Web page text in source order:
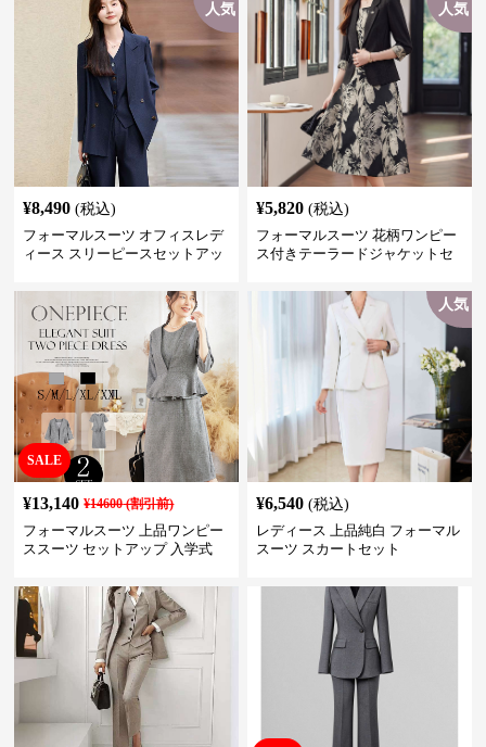
人気
¥8,490 (税込)
フォーマルスーツ オフィスレデ
ィース スリーピースセットアッ
人気
¥5,820 (税込)
フォーマルスーツ 花柄ワンピー
ス付きテーラードジャケットセ
SALE
¥13,140 ¥14600(割引前)
フォーマルスーツ 上品ワンピー
ススーツ セットアップ 入学式
人気
¥6,540 (税込)
レディース 上品純白 フォーマル
スーツ スカートセット